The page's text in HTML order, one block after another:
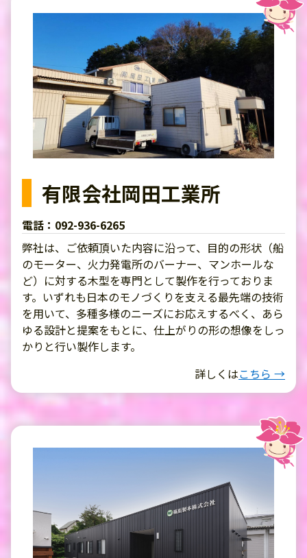
有限会社岡田工業所
電話：092-936-6265
弊社は、ご依頼頂いた内容に沿って、目的の形状（船
のモーター、火力発電所のバーナー、マンホールな
ど）に対する木型を専門として製作を行っておりま
す。いずれも日本のモノづくりを支える最先端の技術
を用いて、多種多様のニーズにお応えするべく、あら
ゆる設計と提案をもとに、仕上がりの形の想像をしっ
かりと行い製作します。
詳しくはこちら →